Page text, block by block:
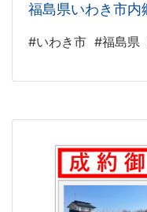
福島県いわき市内
#いわき市 #福島県